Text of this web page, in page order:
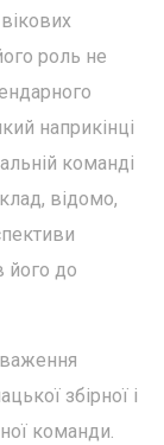
роль не
наприкінці
команді
відомо,
його до
збірної і
команди.